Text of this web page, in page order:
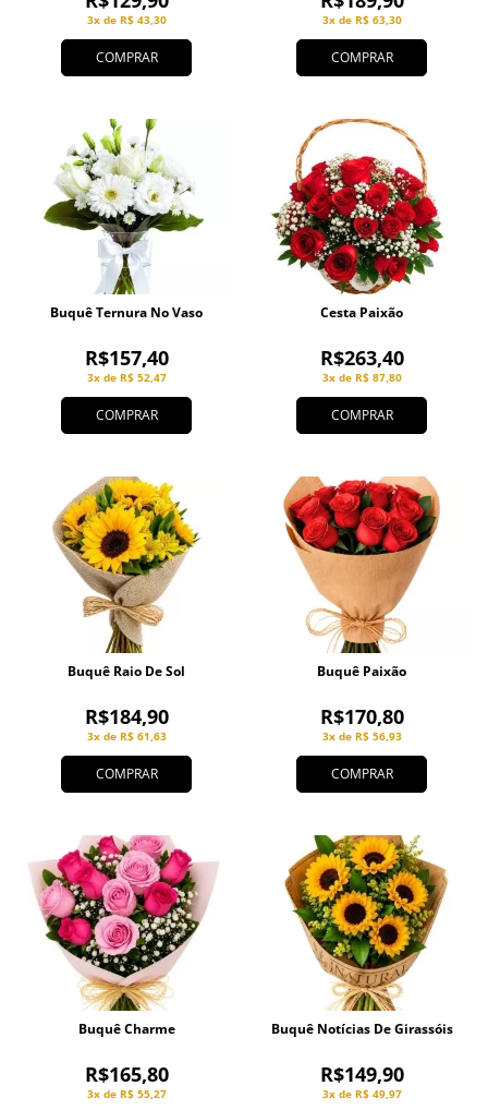
COMPRAR
3x de R$ 43,30
COMPRAR
3x de R$ 63,30
COMPRAR
3x de R$ 52,47
R$157,40
Buquê Ternura No Vaso
COMPRAR
3x de R$ 87,80
R$263,40
Cesta Paixão
COMPRAR
3x de R$ 61,63
R$184,90
Buquê Raio De Sol
COMPRAR
3x de R$ 56,93
R$170,80
Buquê Paixão
3x de R$ 55,27
R$165,80
Buquê Charme
3x de R$ 49,97
R$149,90
Buquê Notícias De Girassóis